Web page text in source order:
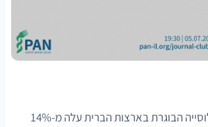
שיעור ההשמנה באוכלוסייה הבוגרת בארצות הברית עלה מ-14%